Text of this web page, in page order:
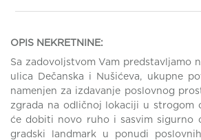
OPIS NEKRETNINE:
Sa zadovoljstvom Vam predstavljamo
ulica Dečanska i Nušićeva, ukupne
namenjen za izdavanje poslovnog
zgrada na odličnoj lokaciji u strogom
će dobiti novo ruho i sasvim sigurno
gradski landmark u ponudi